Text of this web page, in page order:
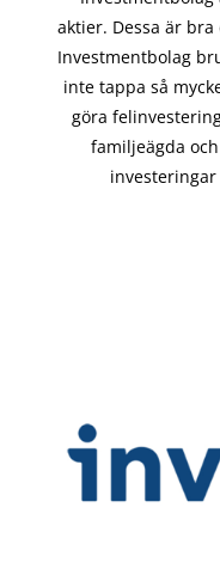
aktier. Dessa är bra
Investmentbolag
inte tappa så
göra
familjeägda
investeringar